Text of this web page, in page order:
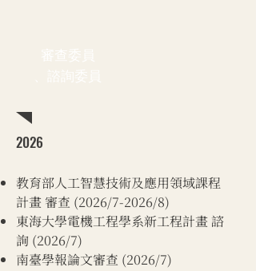
2026
教育部人工智慧技術及應用領域課程
計畫 審查 (2026/7-2026/8)
東海大學電機工程學系新工程計畫 諮
詢 (2026/7)
​南臺學報論文審查 (2026/7)